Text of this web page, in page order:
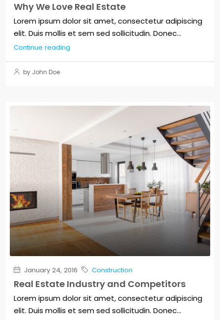
Why We Love Real Estate
Lorem ipsum dolor sit amet, consectetur adipiscing
elit. Duis mollis et sem sed sollicitudin. Donec...
Continue reading
by John Doe
January 24, 2016 Construction
Real Estate Industry and Competitors
Lorem ipsum dolor sit amet, consectetur adipiscing
elit. Duis mollis et sem sed sollicitudin. Donec...